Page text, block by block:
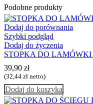
Podobne produkty
Dodaj do porównania
Szybki podgląd
Dodaj do życzenia
STOPKA DO LAMÓWKI
39,90 zł
(32,44 zł netto)
Dodaj do koszyka